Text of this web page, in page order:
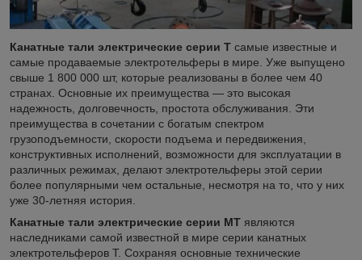
Канатные тали электрические серии Т самые известные и
самые продаваемые электротельферы в мире. Уже выпущено
свыше 1 800 000 шт, которые реализованы в более чем 40
странах. Основные их преимущества — это высокая
надежность, долговечность, простота обслуживания. Эти
преимущества в сочетании с богатым спектром
грузоподъемности, скорости подъема и передвижения,
конструктивных исполнений, возможности для эксплуатации в
различных режимах, делают электротельферы этой серии
более популярными чем остальные, несмотря на то, что у них
уже 30-летняя история.
Канатные тали электрические серии МТ являются
наследниками самой известной в мире серии канатных
электротельферов Т. Сохраняя основные технические